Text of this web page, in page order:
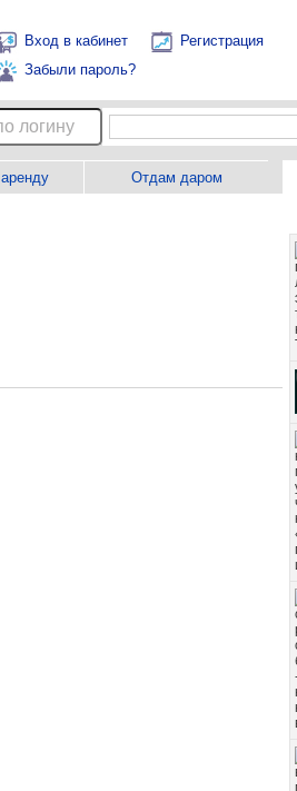
Вход в кабинет
Регистрация
Забыли пароль?
Отдам даром